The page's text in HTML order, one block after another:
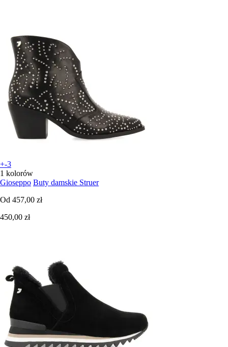
+-3
1 kolorów
Gioseppo Buty damskie Struer
Od 457,00 zł
450,00 zł